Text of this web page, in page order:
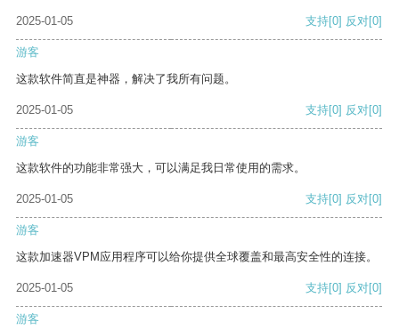
2025-01-05 支持[0] 反对[0]
游客
这款软件简直是神器，解决了我所有问题。
2025-01-05 支持[0] 反对[0]
游客
这款软件的功能非常强大，可以满足我日常使用的需求。
2025-01-05 支持[0] 反对[0]
游客
这款加速器VPM应用程序可以给你提供全球覆盖和最高安全性的连接。
2025-01-05 支持[0] 反对[0]
游客